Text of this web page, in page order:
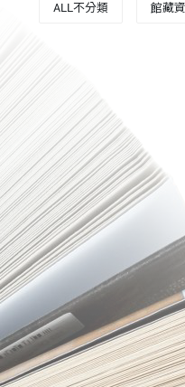
ALL不分類 館藏